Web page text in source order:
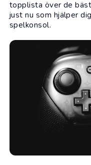
topplista över de
just nu som hjälper
spelkonsol.